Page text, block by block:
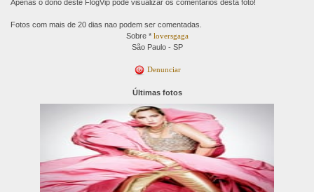
Apenas o dono deste FlogVip pode visualizar os comentários desta foto!
Fotos com mais de 20 dias nao podem ser comentadas.
Sobre * loversgaga
São Paulo - SP
Denunciar
Últimas fotos